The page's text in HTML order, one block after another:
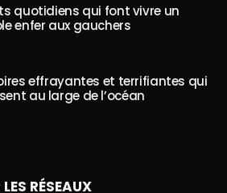
quotidiens qui font vivre un
enfer aux gauchers
effrayantes et terrifiantes qui
au large de l’océan
RÉSEAUX